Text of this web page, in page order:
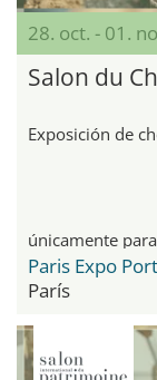
28. oct. - 01.
Salon du
Exposición de
únicamente
Paris Expo
París